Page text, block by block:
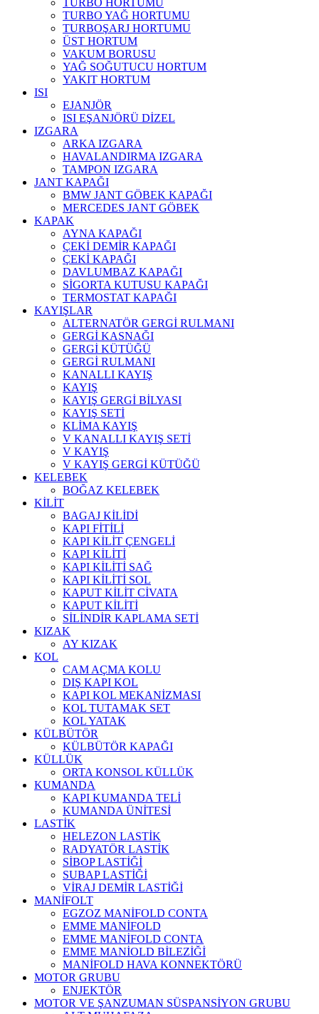
TURBO HORTUMU
TURBO YAĞ HORTUMU
TURBOŞARJ HORTUMU
ÜST HORTUM
VAKUM BORUSU
YAĞ SOĞUTUCU HORTUM
YAKIT HORTUM
ISI
EJANJÖR
ISI EŞANJÖRÜ DİZEL
IZGARA
ARKA IZGARA
HAVALANDIRMA IZGARA
TAMPON IZGARA
JANT KAPAĞI
BMW JANT GÖBEK KAPAĞI
MERCEDES JANT GÖBEK
KAPAK
AYNA KAPAĞI
ÇEKİ DEMİR KAPAĞI
ÇEKİ KAPAĞI
DAVLUMBAZ KAPAĞI
SİGORTA KUTUSU KAPAĞI
TERMOSTAT KAPAĞI
KAYIŞLAR
ALTERNATÖR GERGİ RULMANI
GERGİ KASNAĞI
GERGİ KÜTÜĞÜ
GERGİ RULMANI
KANALLI KAYIŞ
KAYIŞ
KAYIŞ GERGİ BİLYASI
KAYIŞ SETİ
KLİMA KAYIŞ
V KANALLI KAYIŞ SETİ
V KAYIŞ
V KAYIŞ GERGİ KÜTÜĞÜ
KELEBEK
BOĞAZ KELEBEK
KİLİT
BAGAJ KİLİDİ
KAPI FİTİLİ
KAPI KİLİT ÇENGELİ
KAPI KİLİTİ
KAPI KİLİTİ SAĞ
KAPI KİLİTİ SOL
KAPUT KİLİT CİVATA
KAPUT KİLİTİ
SİLİNDİR KAPLAMA SETİ
KIZAK
AY KIZAK
KOL
CAM AÇMA KOLU
DIŞ KAPI KOL
KAPI KOL MEKANİZMASI
KOL TUTAMAK SET
KOL YATAK
KÜLBÜTÖR
KÜLBÜTÖR KAPAĞI
KÜLLÜK
ORTA KONSOL KÜLLÜK
KUMANDA
KAPI KUMANDA TELİ
KUMANDA ÜNİTESİ
LASTİK
HELEZON LASTİK
RADYATÖR LASTİK
SİBOP LASTİĞİ
SUBAP LASTİĞİ
VİRAJ DEMİR LASTİĞİ
MANİFOLT
EGZOZ MANİFOLD CONTA
EMME MANİFOLD
EMME MANİFOLD CONTA
EMME MANİOLD BİLEZİĞİ
MANİFOLD HAVA KONNEKTÖRÜ
MOTOR GRUBU
ENJEKTÖR
MOTOR VE ŞANZUMAN SÜSPANSİYON GRUBU